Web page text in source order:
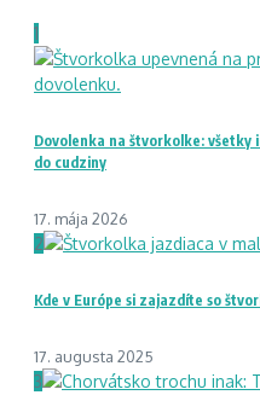
1
Dovolenka na štvorkolke: všetky
do cudziny
17. mája 2026
2
Kde v Európe si zajazdíte so
17. augusta 2025
3